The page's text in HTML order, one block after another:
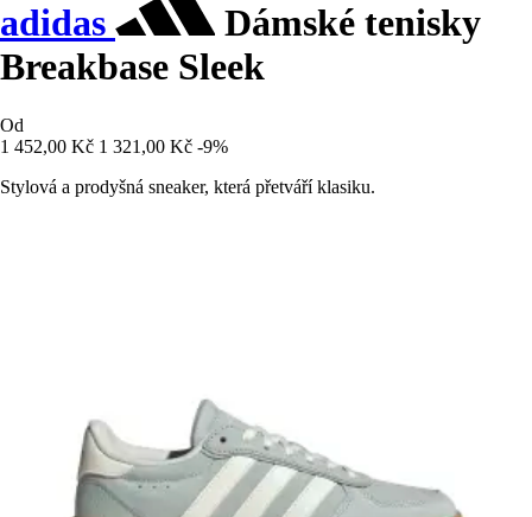
adidas
Dámské tenisky
Breakbase Sleek
Od
1 452,00 Kč 1 321,00 Kč -9%
Stylová a prodyšná sneaker, která přetváří klasiku.